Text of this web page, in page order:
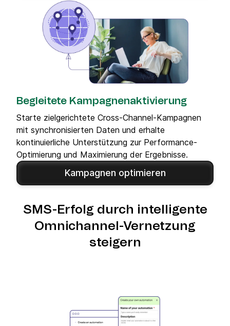
Begleitete Kampagnenaktivierung
Starte zielgerichtete Cross-Channel-Kampagnen
mit synchronisierten Daten und erhalte
kontinuierliche Unterstützung zur Performance-
Optimierung und Maximierung der Ergebnisse.
Kampagnen optimieren
SMS-Erfolg durch intelligente
Omnichannel-Vernetzung
steigern